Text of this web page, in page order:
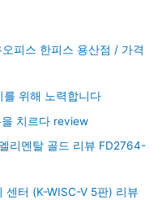
피스 한피스 용산점 / 가격
위해 노력합니다
치르다 review
리멘탈 골드 리뷰 FD2764-
센터 (K-WISC-V 5판) 리뷰